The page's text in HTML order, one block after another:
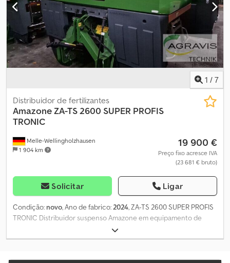
1 / 7
Melle-Wellingholzhausen
1 904 km
Distribuidor de fertilizantes
AmazoneZA-TS 2600 SUPER PROFIS
TRONIC
19 900 €
Preço fixo acresce IVA
(23 681 € bruto)
Solicitar Ligar
Condição: novo, Ano de fabrico: 2024, ZA-TS 2600 SUPER PROFIS
TRONIC Distribuidor suspenso Amazone em equipamento de
série Sistema de pesagem Profis para ZA Super Componentes de
montagem para base ZA Sistema de distribuição ZA-TS Tronic
Adesivos de advertência (mundial) Eixo cardã 910 mm com